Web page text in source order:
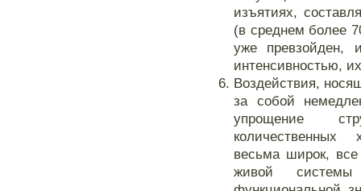
изъятиях,
(в среднем более
уже превзойден,
интенсивностью,
Воздействия,
за собой
упрощение
количественных
весьма широк,
живой